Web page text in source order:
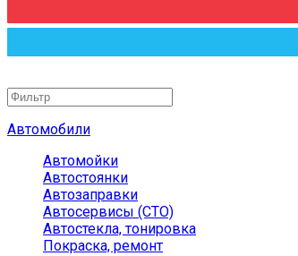
Автомобили
Автомойки
Автостоянки
Автозаправки
Автосервисы (СТО)
Автостекла, тонировка
Покраска, ремонт